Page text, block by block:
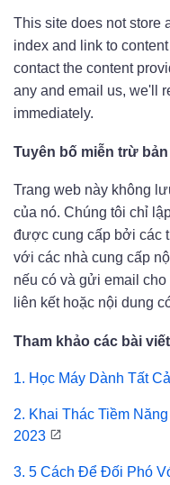
This site does not store
index and link to
contact the content
any and email us, we'll
immediately.
Tuyên bố miễn trừ
Trang web này không
của nó. Chúng tôi chỉ
được cung cấp bởi các
với các nhà cung cấp
nếu có và gửi email
liên kết hoặc nội dung
Tham khảo các bài
1. Học Máy Dành Tất
2. Khai Thác Tiềm
2023
3. 5 Cách Để Đối Phó